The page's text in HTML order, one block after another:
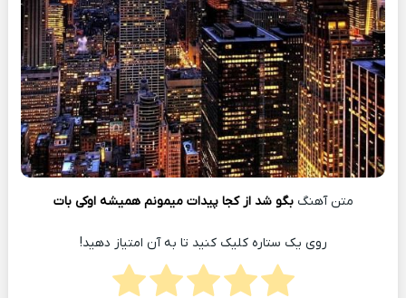
متن آهنگبگو شد از کجا پیدات میمونم همیشه اوکی بات
روی یک ستاره کلیک کنید تا به آن امتیاز دهید!